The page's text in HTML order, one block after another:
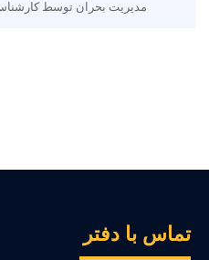
مدیریت بحران توسط
با دفتر